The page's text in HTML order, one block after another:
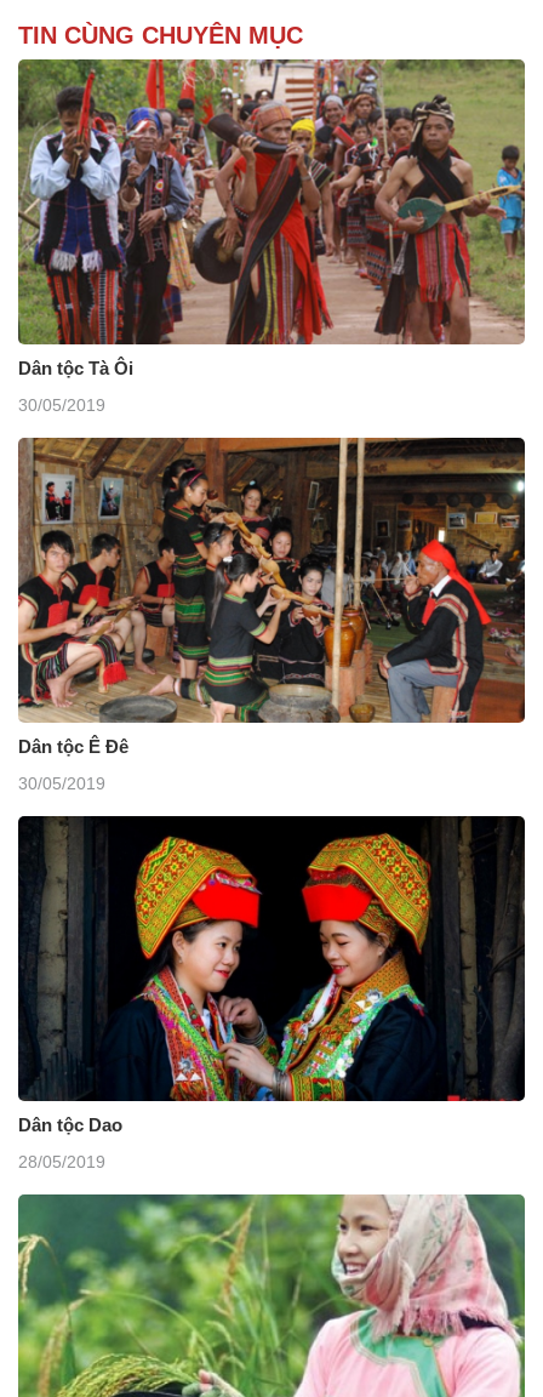
TIN CÙNG CHUYÊN MỤC
Dân tộc Tà Ôi
30/05/2019
Dân tộc Ê Đê
30/05/2019
Dân tộc Dao
28/05/2019